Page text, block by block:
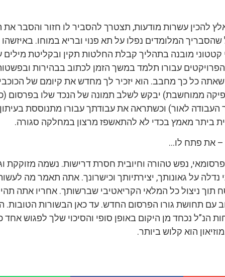
להכין עשרות מודעות, תצטרך להסביר לו חזור והסבר את
המלומדים נפלו על תא פנוי ובריא במוחו.
קטטוני מובנה בתהליך קבלת החלטות תקין ובקליטת מילים
עבורו תלמד במשך הזמן לכתוב בבהירות
כל כך מחבב. הוא יזכיר לך מחדש את קיומם של
ממוחשבת) יבקש לשלב תמונה של הנכד שלו בפרסום
לאור) וכשתראה את עבודתך עבורו מתנוססת
ביתר מאמץ בכדי לא להתאשפז מרצון במחלקה סגורה.
– את פתח לו…
נפש טהורה וחיובית חסרת דרישות. נשמה מזוקקת
על גאונותך, יצירתיותך וכישרונך. אתה תאמר מה
ניצול כל המלאי הקריאטיבי שברשותך. אחריו אתה
עם תחושת גורו הפרסום החדש. עד כאן הבשורות הטובות.
הנ”ל נכחד מן היקום באופן סופי והסיכוי שלך לפגוש אחד
הוא קלוש ביותר.